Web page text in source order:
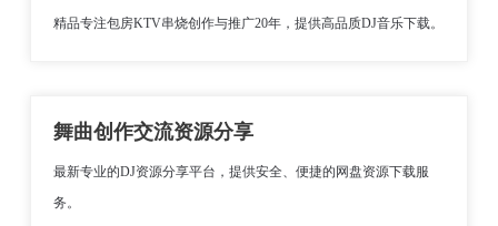
精品专注包房KTV串烧创作与推广20年，提供高品质DJ音乐下载。
舞曲创作交流资源分享
最新专业的DJ资源分享平台，提供安全、便捷的网盘资源下载服
务。